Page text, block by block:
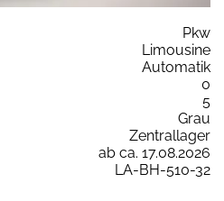
Pkw
Limousine
Automatik
0
5
Grau
Zentrallager
ab ca. 17.08.2026
LA-BH-510-32